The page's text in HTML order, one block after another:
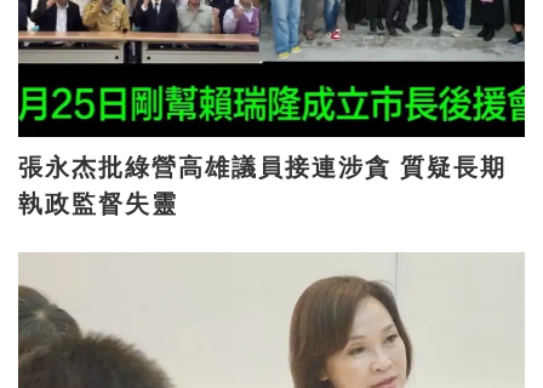
張永杰批綠營高雄議員接連涉貪 質疑長期
執政監督失靈